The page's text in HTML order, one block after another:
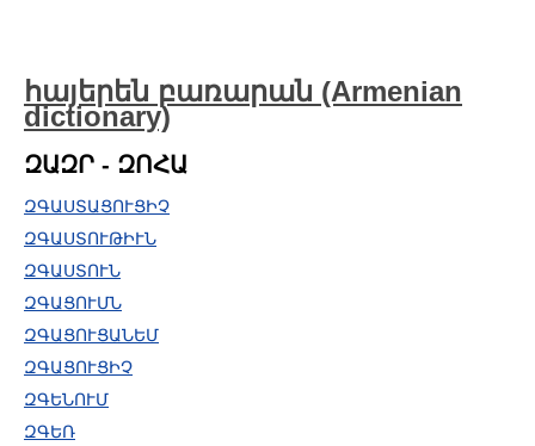
հայերեն բառարան (Armenian
dictionary)
ԶԱԶՐ - ԶՈՀԱ
ԶԳԱՍՏԱՑՈՒՑԻՉ
ԶԳԱՍՏՈՒԹԻՒՆ
ԶԳԱՍՏՈՒՆ
ԶԳԱՑՈՒՄՆ
ԶԳԱՑՈՒՑԱՆԵՄ
ԶԳԱՑՈՒՑԻՉ
ԶԳԵՆՈՒՄ
ԶԳԵՌ